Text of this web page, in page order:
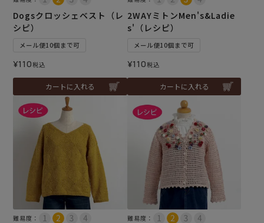
Dogsクロッシェベスト（レ
シピ）
メール便10個まで可
¥110税込
カートに入れる
2WAYミトンMen's&Ladie
s'（レシピ）
メール便10個まで可
¥110税込
カートに入れる
難易度： 難易度：